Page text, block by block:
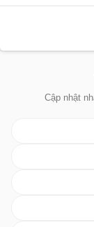
Cập nhật